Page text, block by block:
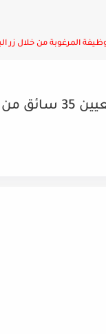
المرغوبة من خلال زر
تعلن وزارة التربية